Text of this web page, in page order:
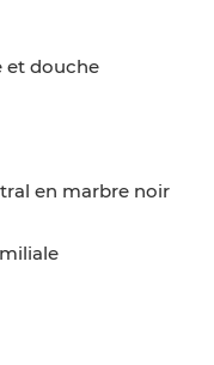
et douche
en marbre noir